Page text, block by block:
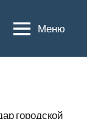
Меню
городской